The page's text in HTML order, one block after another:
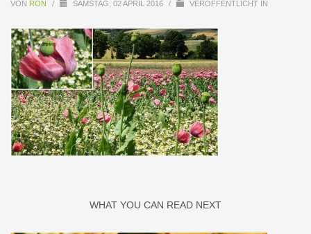
VON RON / SAMSTAG, 02 APRIL 2016 / VERÖFFENTLICHT IN
WHAT YOU CAN READ NEXT